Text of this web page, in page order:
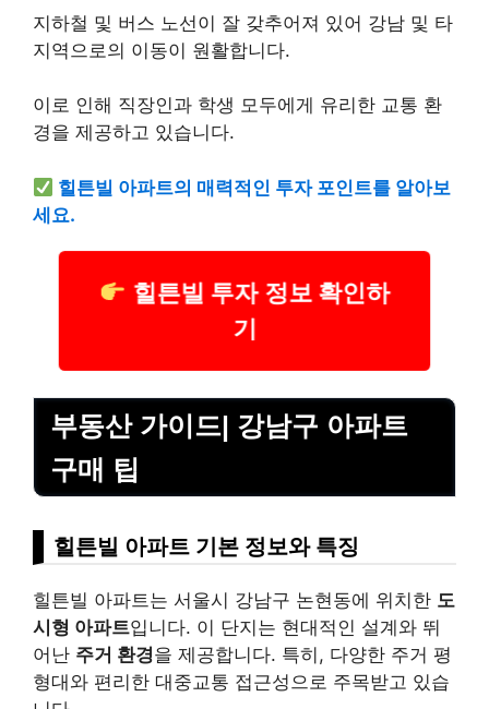
지하철 및 버스 노선이 잘 갖추어져 있어 강남 및 타
지역으로의 이동이 원활합니다.
이로 인해 직장인과 학생 모두에게 유리한 교통 환
경을 제공하고 있습니다.
힐튼빌 아파트의 매력적인 투자 포인트를 알아보
세요.
힐튼빌 투자 정보 확인하
기
부동산 가이드| 강남구 아파트
구매 팁
힐튼빌 아파트 기본 정보와 특징
힐튼빌 아파트는 서울시 강남구 논현동에 위치한 도
시형 아파트입니다. 이 단지는 현대적인 설계와 뛰
어난 주거 환경을 제공합니다. 특히, 다양한 주거 평
형대와 편리한 대중교통 접근성으로 주목받고 있습